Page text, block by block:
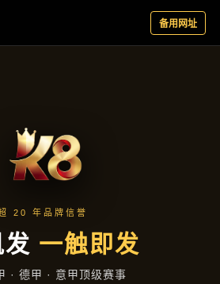
案例精选
首页 案例精选